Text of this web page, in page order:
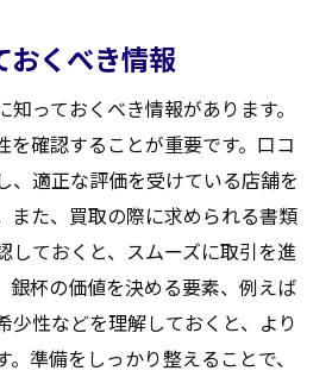
おくべき情報
っておくべき情報があります。
を確認することが重要です。口コ
、適正な評価を受けている店舗を
また、買取の際に求められる書類
しておくと、スムーズに取引を進
銀杯の価値を決める要素、例えば
少性などを理解しておくと、より
準備をしっかり整えることで、